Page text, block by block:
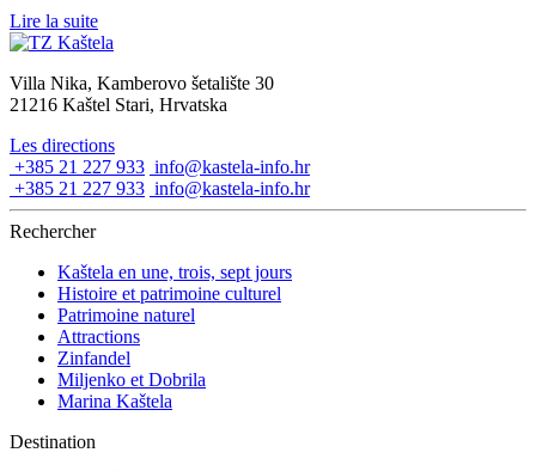
Lire la suite
Villa Nika, Kamberovo šetalište 30
21216 Kaštel Stari, Hrvatska
Les directions
+385 21 227 933 info@kastela-info.hr
+385 21 227 933 info@kastela-info.hr
Rechercher
Kaštela en une, trois, sept jours
Histoire et patrimoine culturel
Patrimoine naturel
Attractions
Zinfandel
Miljenko et Dobrila
Marina Kaštela
Destination